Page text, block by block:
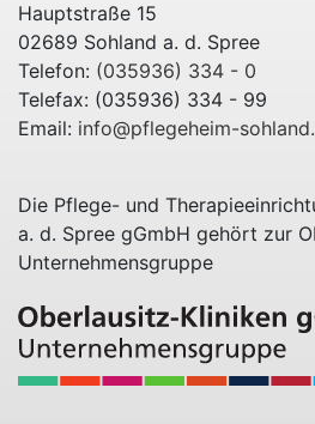
Hauptstraße 15
02689 Sohland a. d. Spree
Telefon: (035936) 334 - 0
Telefax: (035936) 334 - 99
Email: info@pflegeheim-
Die Pflege- und
a. d. Spree gGmbH gehört zur
Unternehmensgruppe